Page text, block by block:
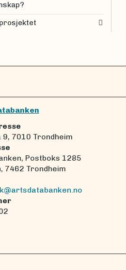
9, 7010 Trondheim
Postboks 1285
7462 Trondheim